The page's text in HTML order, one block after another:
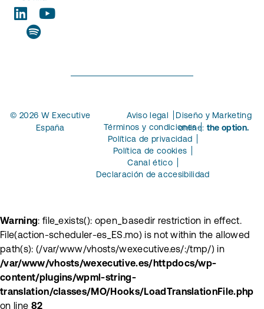
© 2026 W Executive
España
Aviso legal
Términos y condiciones
Política de privacidad
Política de cookies
Canal ético
Declaración de accesibilidad
Diseño y Marketing
online: the option.
Warning: file_exists(): open_basedir restriction in effect.
File(action-scheduler-es_ES.mo) is not within the allowed
path(s): (/var/www/vhosts/wexecutive.es/:/tmp/) in
/var/www/vhosts/wexecutive.es/httpdocs/wp-
content/plugins/wpml-string-
translation/classes/MO/Hooks/LoadTranslationFile.php
on line 82